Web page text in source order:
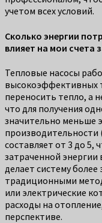
учетом всех условий.
Сколько энергии
влияет на мои счета
Тепловые насосы
высокоэффективных
переносить тепло, а
что для получения
значительно меньше
производительности
составляет от 3 до 5,
затраченной энергии
делает систему
традиционными
или электрические
расходы на
перспективе.